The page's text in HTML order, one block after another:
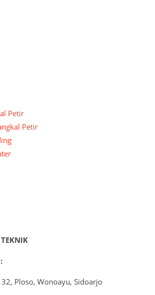
Petir
Petir
Ploso, Wonoayu, Sidoarjo